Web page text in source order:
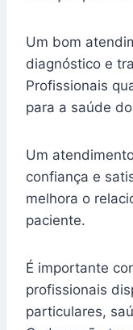
Um bom
diagnóstico e
Profissionais
para a saúde
Um
confiança e
melhora o
paciente.
É importante
profissionais
particulares,